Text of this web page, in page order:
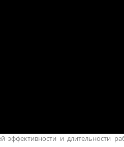
и длительности